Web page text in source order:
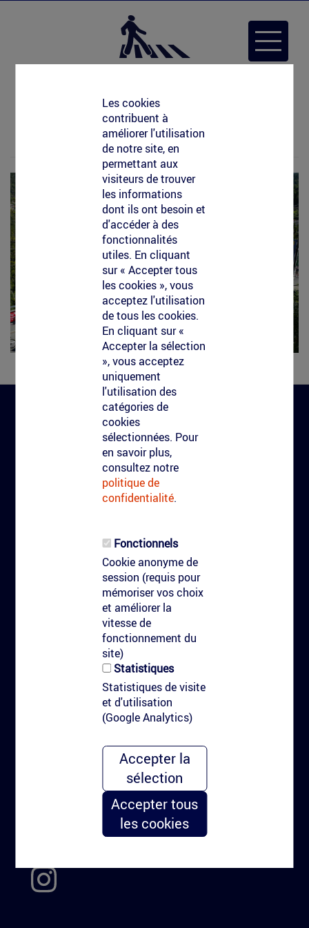
Les cookies
contribuent à
améliorer l'utilisation
de notre site, en
permettant aux
visiteurs de trouver
les informations
dont ils ont besoin et
d'accéder à des
fonctionnalités
utiles. En cliquant
sur « Accepter tous
les cookies », vous
acceptez l'utilisation
de tous les cookies.
En cliquant sur «
Accepter la sélection
», vous acceptez
uniquement
l'utilisation des
catégories de
cookies
sélectionnées. Pour
en savoir plus,
consultez notre
politique de
confidentialité.
Fonctionnels
Cookie anonyme de
session (requis pour
mémoriser vos choix
et améliorer la
vitesse de
fonctionnement du
site)
Statistiques
Statistiques de visite
et d'utilisation
(Google Analytics)
Accepter la
sélection
Accepter tous
les cookies
Toggle
marquage-sol-tour-
france.jpg
Clean-Tag
CGV Clean-Tag
Marquage au sol
Marquage au sol communicant
Marquage avec peinture
Marquage à l'eau haute pression
Nudge marketing & urbain
Pourquoi le marquage au sol?
Types de clients
Le kit de marquage personnalisé
Carré Urbain